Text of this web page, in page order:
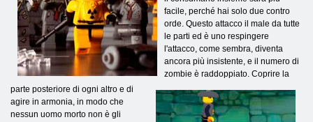
facile, perché hai solo due contro
orde. Questo attacco il male da tutte
le parti ed è uno respingere
l'attacco, come sembra, diventa
ancora più insistente, e il numero di
zombie è raddoppiato. Coprire la
parte posteriore di ogni altro e di
agire in armonia, in modo che
nessun uomo morto non è gli